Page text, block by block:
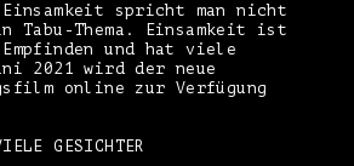
spricht man nicht
Tabu-Thema. Einsamkeit ist
und hat viele
2021 wird der neue
online zur Verfügung
GESICHTER